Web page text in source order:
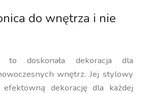
do wnętrza i nie
to doskonała dekoracja dla
wnętrz. Jej stylowy
dekorację dla każdej